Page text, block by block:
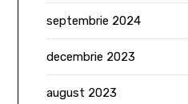
septembrie 2024
decembrie 2023
august 2023